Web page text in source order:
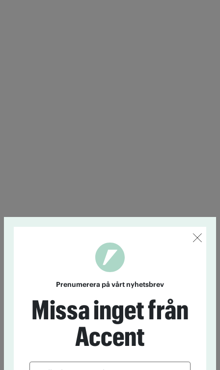
Prenumerera på vårt nyhetsbrev
Missa inget från
Accent